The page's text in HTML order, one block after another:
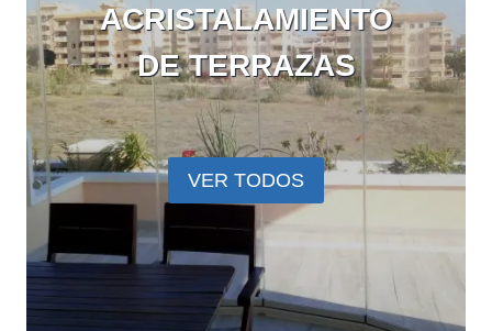
ACRISTALAMIENTO
DE TERRAZAS
VER TODOS